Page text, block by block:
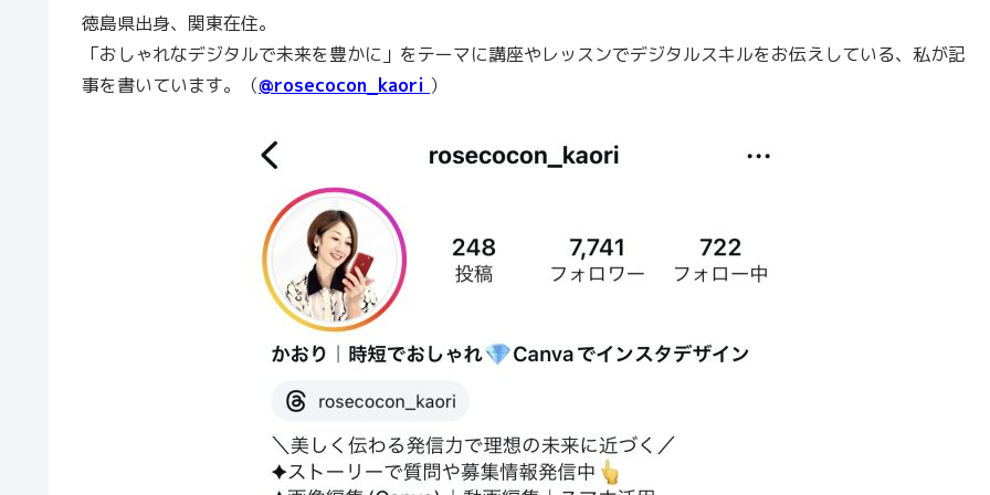
徳島県出身、関東在住。
「おしゃれなデジタルで未来を豊かに」をテーマに講座やレッスンでデジタルスキルをお伝えしている、私が記
事を書いています。（@rosecocon_kaori ）